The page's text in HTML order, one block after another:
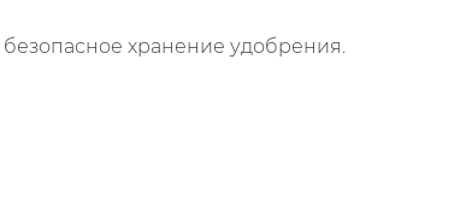
хранение удобрения.